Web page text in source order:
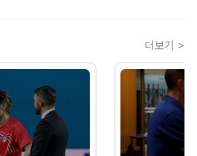
더보기 >